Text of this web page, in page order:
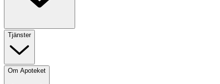
Tjänster
Om Apoteket